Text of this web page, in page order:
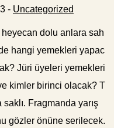
- Uncategorized
heyecan dolu anlara sah
hangi yemekleri yapac
Jüri üyeleri yemekleri
kimler birinci olacak? T
Fragmanda yarış
gözler önüne serilecek.